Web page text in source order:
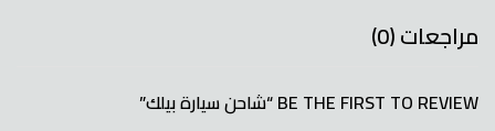
مراجعات (0)
BE THE FIRST TO REVIEW “شاحن سيارة بيلك”